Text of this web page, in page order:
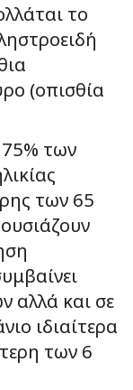
το
(οπισθία
των
των 65
αλλά και σε
ιδιαίτερα
των 6